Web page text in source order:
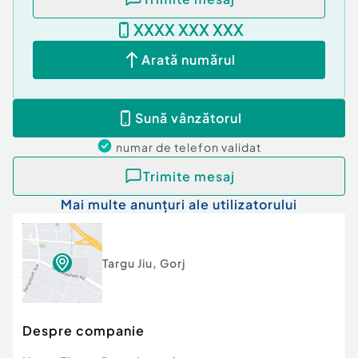
Număr Băi:1
Comision cumpărător:0%
XXXX XXX XXX
Arată numărul
Sună vânzătorul
numar de telefon validat
Trimite mesaj
Mai multe anunțuri ale utilizatorului
Targu Jiu, Gorj
Despre companie